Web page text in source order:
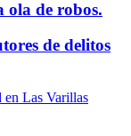
ola de robos.
de delitos